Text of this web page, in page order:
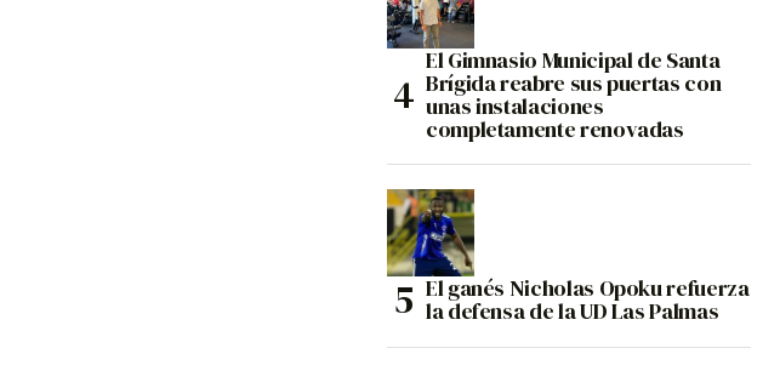
El Gimnasio Municipal de Santa
Brígida reabre sus puertas con
unas instalaciones
completamente renovadas
El ganés Nicholas Opoku refuerza
la defensa de la UD Las Palmas